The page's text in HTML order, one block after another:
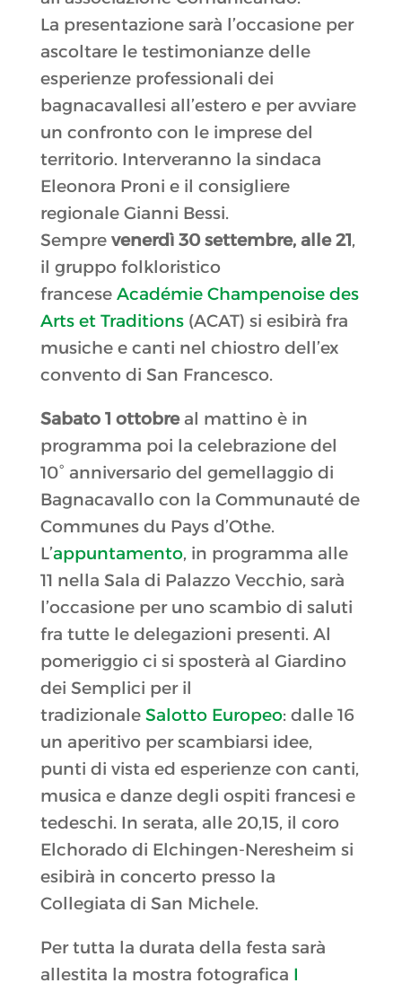
La presentazione sarà l’occasione per
ascoltare le testimonianze delle
esperienze professionali dei
bagnacavallesi all’estero e per avviare
un confronto con le imprese del
territorio. Interveranno la sindaca
Eleonora Proni e il consigliere
regionale Gianni Bessi.
Sempre venerdì 30 settembre, alle 21,
il gruppo folkloristico
francese Académie Champenoise des
Arts et Traditions(ACAT) si esibirà fra
musiche e canti nel chiostro dell’ex
convento di San Francesco.
Sabato 1 ottobreal mattino è in
programma poi la celebrazione del
10° anniversario del gemellaggio di
Bagnacavallo con la Communauté de
Communes du Pays d’Othe.
L’appuntamento, in programma alle
11 nella Sala di Palazzo Vecchio, sarà
l’occasione per uno scambio di saluti
fra tutte le delegazioni presenti. Al
pomeriggio ci si sposterà al Giardino
dei Semplici per il
tradizionale Salotto Europeo: dalle 16
un aperitivo per scambiarsi idee,
punti di vista ed esperienze con canti,
musica e danze degli ospiti francesi e
tedeschi. In serata, alle 20,15, il coro
Elchorado di Elchingen-Neresheim si
esibirà in concerto presso la
Collegiata di San Michele.
Per tutta la durata della festa sarà
allestita la mostra fotografica I